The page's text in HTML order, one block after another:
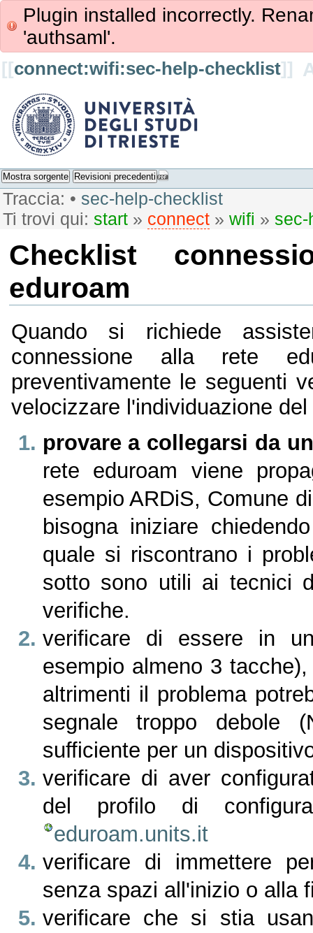
Plugin installed incorrectly.
'authsaml'.
[[connect:wifi:sec-help-checklist]]
Mostra sorgente Revisioni precedenti
Traccia: • sec-help-checklist
Ti trovi qui: start » connect » wifi » sec-
Checklist
eduroam
Quando si richiede
connessione alla rete
preventivamente le seguenti
velocizzare l'individuazione
provare a collegarsi da
rete eduroam viene
esempio ARDiS, Comune
bisogna iniziare
quale si riscontrano i
sotto sono utili ai tecnici
verifiche.
verificare di essere in
esempio almeno 3
altrimenti il problema
segnale troppo debole
sufficiente per un
verificare di aver
del profilo di
eduroam.units.it
verificare di immettere
senza spazi all'inizio o alla
verificare che si stia